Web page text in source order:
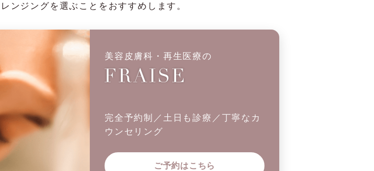
ンジングを選ぶことをおすすめします。
美容皮膚科・再生医療の
完全予約制／土日も診療／丁寧なカ
ウンセリング
ご予約はこちら